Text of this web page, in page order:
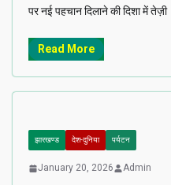
पर नई पहचान दिलाने की दिशा में तेज़ी
Read More
झारखण्ड देश-दुनिया पर्यटन
January 20, 2026 Admin